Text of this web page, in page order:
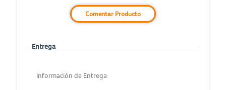
Comentar Producto
Entrega
Información de Entrega